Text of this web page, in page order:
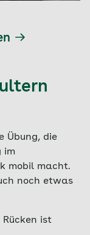
Übung, die
im
mobil macht.
noch etwas
ist